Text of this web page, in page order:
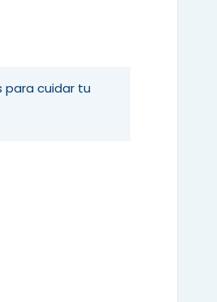
para cuidar tu